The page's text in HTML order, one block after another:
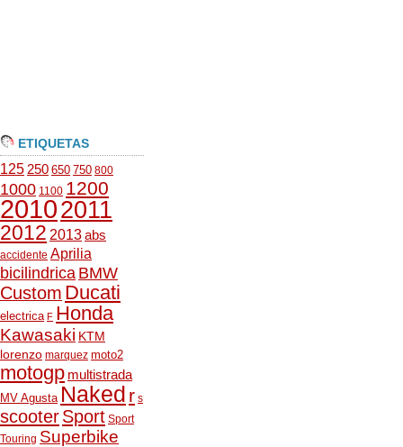
ETIQUETAS
125 250 650 750 800
1000 1100 1200
20102011
2012 2013abs
accidente Aprilia
bicilindrica BMW
Custom Ducati
electrica F Honda
Kawasaki KTM
lorenzo marquez moto2
motogp multistrada
MV Agusta Naked r s
scooterSport Sport
Touring Superbike